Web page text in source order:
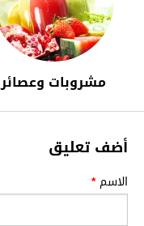
مشروبات وعصائر
أضف تعليق
الاسم*